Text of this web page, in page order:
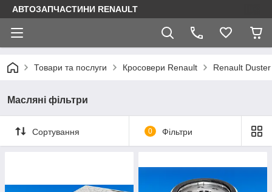
АВТОЗАПЧАСТИНИ RENAULT
Товари та послуги Кросовери Renault Renault Duster
Масляні фільтри
Сортування 0 Фільтри